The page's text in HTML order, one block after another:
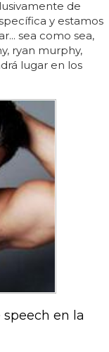
de
y estamos
sea como sea,
ryan murphy,
lugar en los
en la